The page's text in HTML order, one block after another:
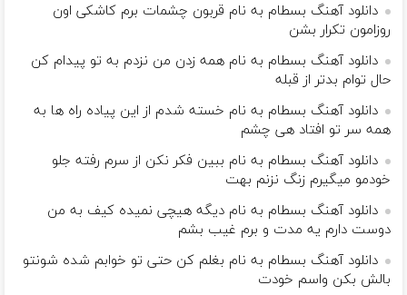
دانلود آهنگ بسطام به نام قربون چشمات برم کاشکی اون
روزامون تکرار بشن
دانلود آهنگ بسطام به نام همه زدن من نزدم به تو پیدام کن
حال توام بدتر از قبله
دانلود آهنگ بسطام به نام خسته شدم از این پیاده راه ها به
همه سر تو افتاد هی چشم
دانلود آهنگ بسطام به نام ببین فکر نکن از سرم رفته جلو
خودمو میگیرم زنگ نزنم بهت
دانلود آهنگ بسطام به نام دیگه هیچی نمیده کیف به من
دوست دارم یه مدت و برم غیب بشم
دانلود آهنگ بسطام به نام بغلم کن حتی تو خوابم شده شونتو
بالش بکن واسم خودت